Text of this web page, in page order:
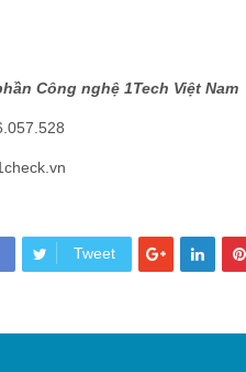
Công nghệ 1Tech Việt Nam
Tweet